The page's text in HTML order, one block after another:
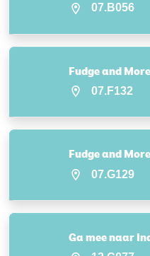
07.B056
Fudge and More
07.F132
Fudge and More
07.G129
Ga mee naar